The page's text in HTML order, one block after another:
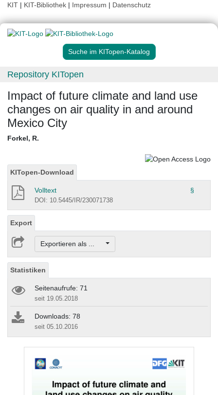
KIT | KIT-Bibliothek | Impressum | Datenschutz
Suche im KITopen-Katalog
Repository KITopen
Impact of future climate and land use
changes on air quality in and around
Mexico City
Forkel, R.
KITopen-Download
Volltext §
DOI: 10.5445/IR/230071738
Export
Exportieren als ...
Statistiken
Seitenaufrufe: 71
seit 19.05.2018
Downloads: 78
seit 05.10.2016